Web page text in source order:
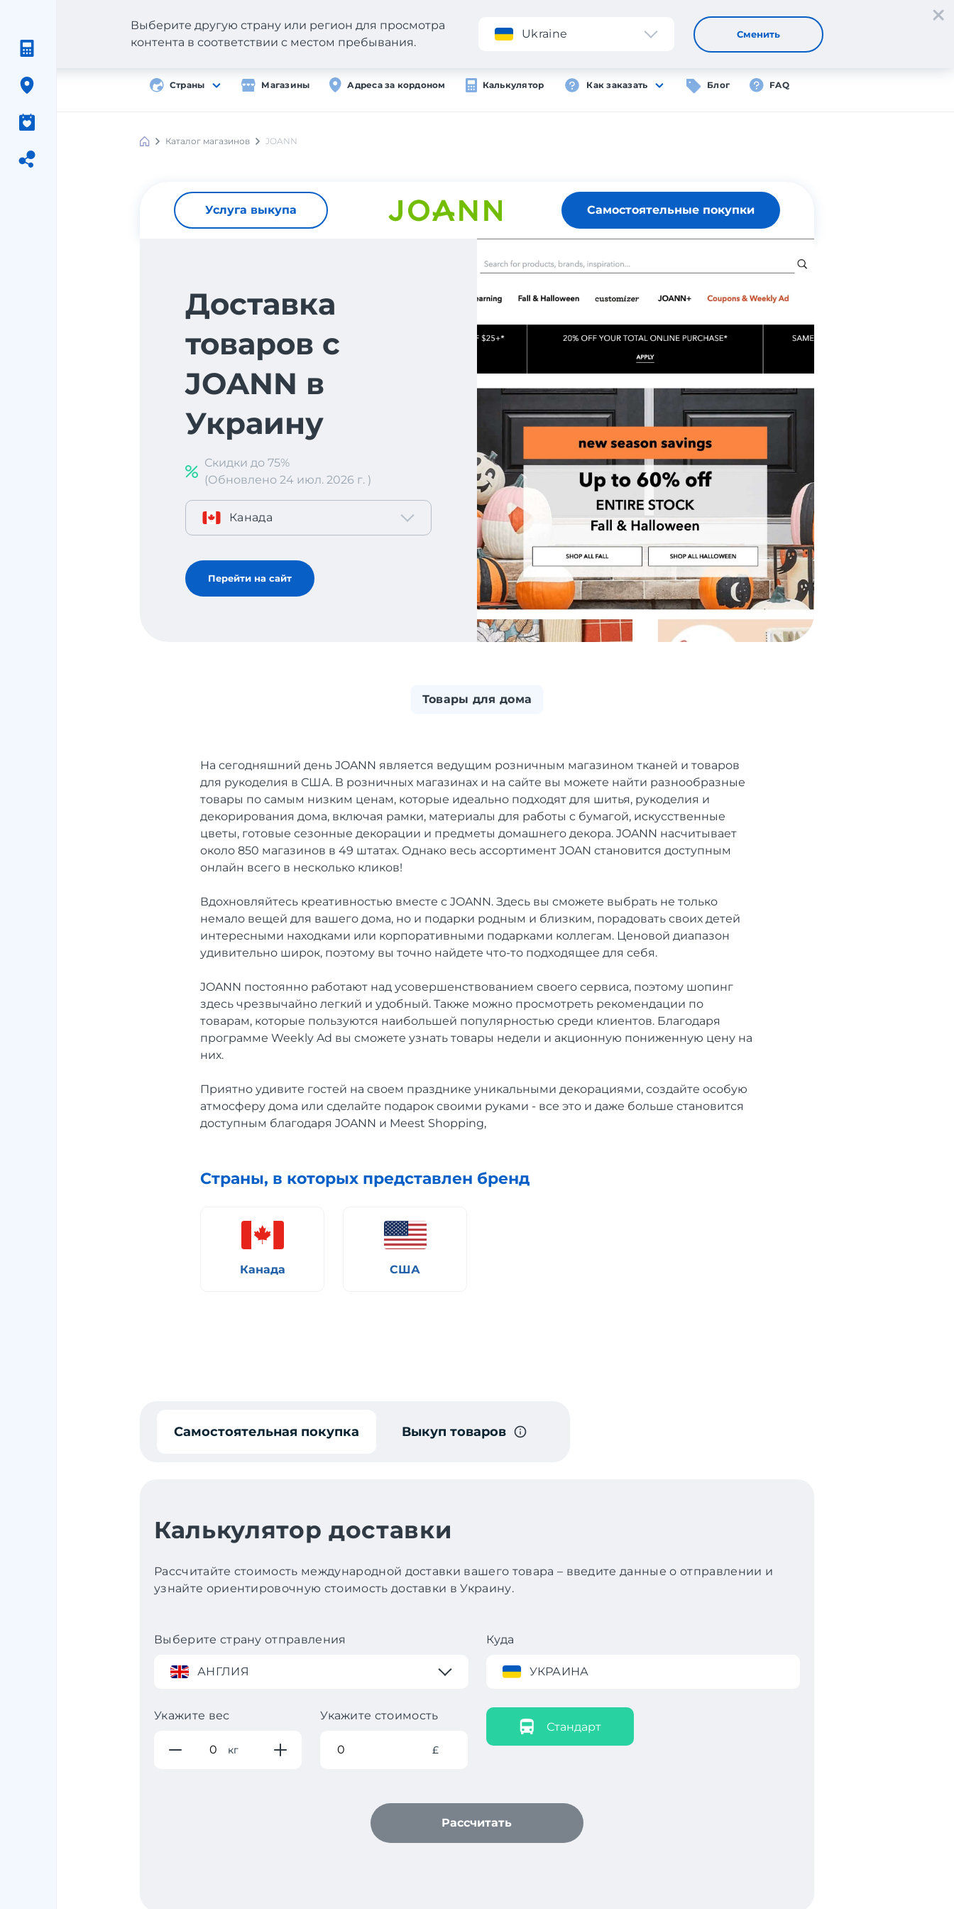
Приложение Регистрация Вход
Страны Магазины Адреса за кордоном Калькулятор Как заказать Блог FAQ
Выберите другую страну или регион для просмотра
контента в соответствии с местом пребывания.
Ukraine Сменить
Каталог магазинов JOANN
Услуга выкупа Самостоятельные покупки
Доставка
товаров с
JOANN в
Украину
Скидки до 75%
(Обновлено 24 июл. 2026 г. )
Канада
Перейти на сайт
Товары для дома
На сегодняшний день JOANN является ведущим розничным магазином тканей и товаров
для рукоделия в США. В розничных магазинах и на сайте вы можете найти разнообразные
товары по самым низким ценам, которые идеально подходят для шитья, рукоделия и
декорирования дома, включая рамки, материалы для работы с бумагой, искусственные
цветы, готовые сезонные декорации и предметы домашнего декора. JOANN насчитывает
около 850 магазинов в 49 штатах. Однако весь ассортимент JOAN становится доступным
онлайн всего в несколько кликов!
Вдохновляйтесь креативностью вместе с JOANN. Здесь вы сможете выбрать не только
немало вещей для вашего дома, но и подарки родным и близким, порадовать своих детей
интересными находками или корпоративными подарками коллегам. Ценовой диапазон
удивительно широк, поэтому вы точно найдете что-то подходящее для себя.
JOANN постоянно работают над усовершенствованием своего сервиса, поэтому шопинг
здесь чрезвычайно легкий и удобный. Также можно просмотреть рекомендации по
товарам, которые пользуются наибольшей популярностью среди клиентов. Благодаря
программе Weekly Ad вы сможете узнать товары недели и акционную пониженную цену на
них.
Приятно удивите гостей на своем празднике уникальными декорациями, создайте особую
атмосферу дома или сделайте подарок своими руками - все это и даже больше становится
доступным благодаря JOANN и Meest Shopping,
Страны, в которых представлен бренд
Канада США
Самостоятельная покупка Выкуп товаров
Калькулятор доставки
Рассчитайте стоимость международной доставки вашего товара – введите данные о отправлении и
узнайте ориентировочную стоимость доставки в Украину.
Выберите страну отправления
АНГЛИЯ
Куда
УКРАИНА
Укажите вес
кг
Укажите стоимость
£
Стандарт
Рассчитать